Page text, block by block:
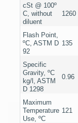
cSt @ 100º
C, without
diluent
1260
Flash Point,
ºC, ASTM D
92
135
Specific
Gravity, ºC
kg/l, ASTM
D 1298
0.96
Maximum
Temperature
Use, ºC
121